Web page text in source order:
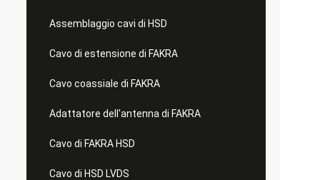
Assemblaggio cavi di HSD
Cavo di estensione di FAKRA
Cavo coassiale di FAKRA
Adattatore dell'antenna di FAKRA
Cavo di FAKRA HSD
Cavo di HSD LVDS